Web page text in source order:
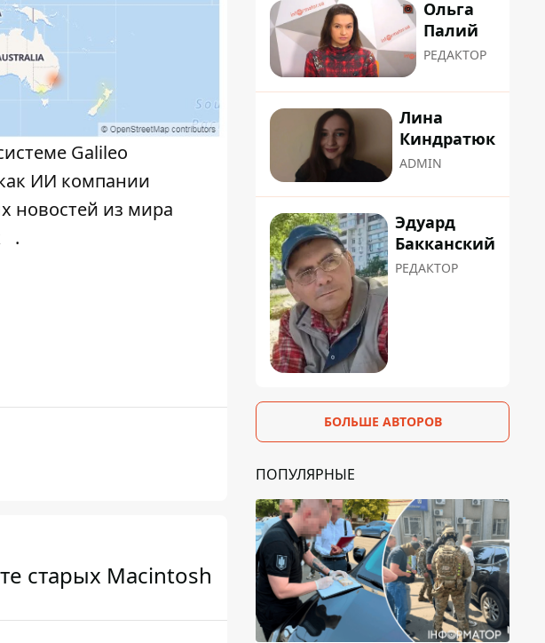
Galileo
ИИ компании
новостей из мира
.
старых Macintosh
Ольга
Палий
РЕДАКТОР
Лина
Киндратюк
ADMIN
Эдуард
Бакканский
РЕДАКТОР
БОЛЬШЕ АВТОРОВ
ПОПУЛЯРНЫЕ